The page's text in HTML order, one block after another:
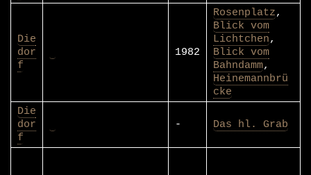
Die
dor
f
1982
Rosenplatz,
Blick vom
Lichtchen,
Blick vom
Bahndamm,
Heinemannbrü
cke
Die
dor
f
- Das hl. Grab